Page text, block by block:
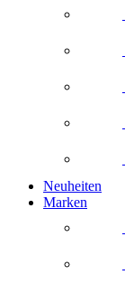
Neuheiten
Marken